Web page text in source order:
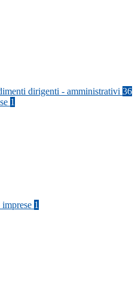
dirigenti - amministrativi 36
1
1